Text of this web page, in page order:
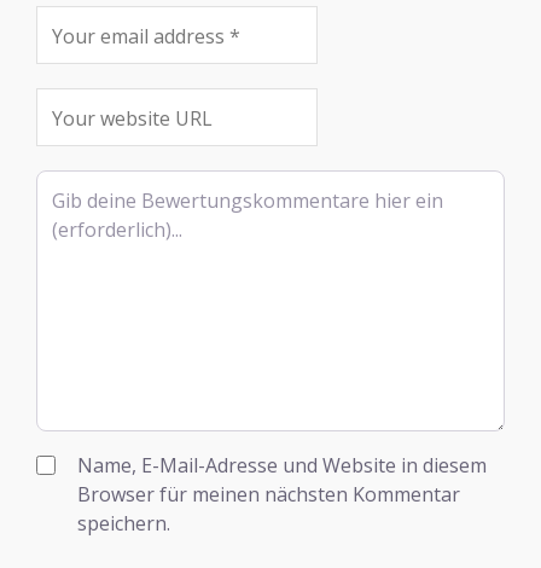
Rezensionstext
Name, E-Mail-Adresse und Website in diesem
Browser für meinen nächsten Kommentar
speichern.